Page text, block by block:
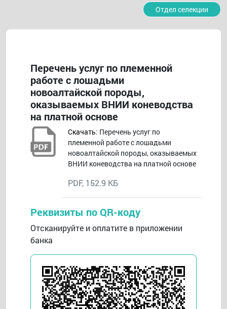
Отдел селекции
Перечень услуг по племенной
работе с лошадьми
новоалтайской породы,
оказываемых ВНИИ коневодства
на платной основе
Скачать: Перечень услуг по
племенной работе с лошадьми
новоалтайской породы, оказываемых
ВНИИ коневодства на платной основе
PDF, 152.9 КБ
Реквизиты по QR-коду
Отсканируйте и оплатите в приложении
банка